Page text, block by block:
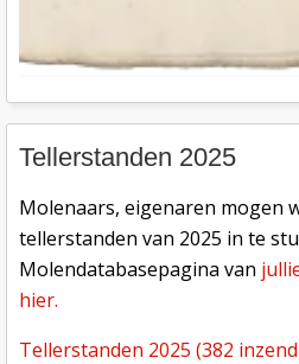
Tellerstanden 2025
Molenaars, eigenaren mogen
tellerstanden van 2025 in te
Molendatabasepagina van
hier.
Tellerstanden 2025 (382